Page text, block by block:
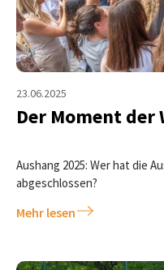
23.06.2025
Der Moment der
Aushang 2025: Wer hat die
abgeschlossen?
Mehr lesen